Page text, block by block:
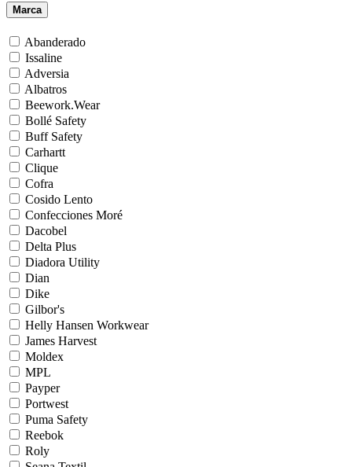
Marca
Abanderado
Issaline
Adversia
Albatros
Beework.Wear
Bollé Safety
Buff Safety
Carhartt
Clique
Cofra
Cosido Lento
Confecciones Moré
Dacobel
Delta Plus
Diadora Utility
Dian
Dike
Gilbor's
Helly Hansen Workwear
James Harvest
Moldex
MPL
Payper
Portwest
Puma Safety
Reebok
Roly